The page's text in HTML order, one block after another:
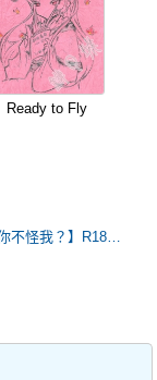
Ready to Fly
[R18]【💍🍙是我沒好好保護你們……為甚麼你不怪我？】R18乙棘《Poker Face》* 含本篇劇情